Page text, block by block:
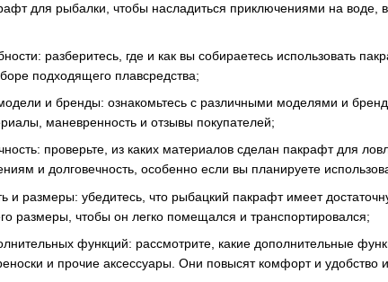
для рыбалки, чтобы насладиться приключениями на воде,
разберитесь, где и как вы собираетесь использовать
подходящего плавсредства;
и бренды: ознакомьтесь с различными моделями и
маневренность и отзывы покупателей;
проверьте, из каких материалов сделан пакрафт для
и долговечность, особенно если вы планируете
и размеры: убедитесь, что рыбацкий пакрафт имеет
размеры, чтобы он легко помещался и транспортировался;
функций: рассмотрите, какие дополнительные
и прочие аксессуары. Они повысят комфорт и удобство